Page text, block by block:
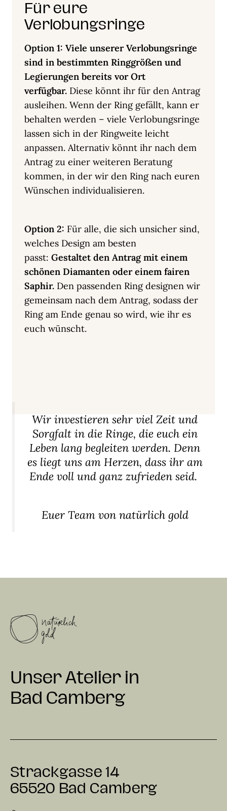
Für eure
Verlobungsringe
Option 1: Viele unserer Verlobungsringe
sind in bestimmten Ringgrößen und
Legierungen bereits vor Ort
verfügbar. Diese könnt ihr für den Antrag
ausleihen. Wenn der Ring gefällt, kann er
behalten werden – viele Verlobungsringe
lassen sich in der Ringweite leicht
anpassen. Alternativ könnt ihr nach dem
Antrag zu einer weiteren Beratung
kommen, in der wir den Ring nach euren
Wünschen individualisieren.
Option 2: Für alle, die sich unsicher sind,
welches Design am besten
passt: Gestaltet den Antrag mit einem
schönen Diamanten oder einem fairen
Saphir. Den passenden Ring designen wir
gemeinsam nach dem Antrag, sodass der
Ring am Ende genau so wird, wie ihr es
euch wünscht.
Wir investieren sehr viel Zeit und
Sorgfalt in die Ringe, die euch ein
Leben lang begleiten werden. Denn
es liegt uns am Herzen, dass ihr am
Ende voll und ganz zufrieden seid.
Euer Team von natürlich gold
Unser Atelier in
Bad Camberg
Strackgasse 14
65520 Bad Camberg